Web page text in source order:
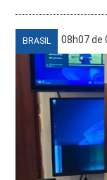
BRASIL 08h07 de